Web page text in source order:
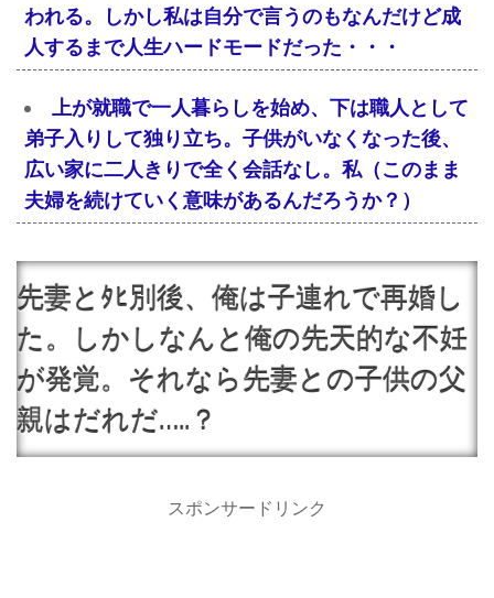
われる。しかし私は自分で言うのもなんだけど成
人するまで人生ハードモードだった・・・
上が就職で一人暮らしを始め、下は職人として
弟子入りして独り立ち。子供がいなくなった後、
広い家に二人きりで全く会話なし。私（このまま
夫婦を続けていく意味があるんだろうか？）
先妻とﾀﾋ別後、俺は子連れで再婚し
た。しかしなんと俺の先天的な不妊
が発覚。それなら先妻との子供の父
親はだれだ…..？
スポンサードリンク